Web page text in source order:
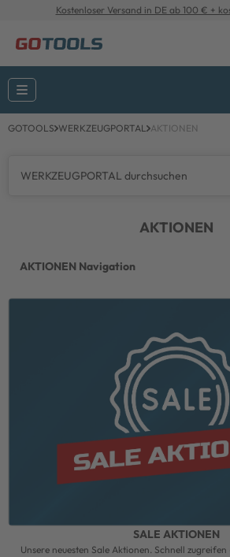
Kostenloser Versand in DE ab 100 € +
GOTOOLS WERKZEUGPORTAL AKTIONEN
AKTIONEN
AKTIONEN Navigation
SALE AKTIONEN
Unsere neuesten Sale Aktionen. Schnell